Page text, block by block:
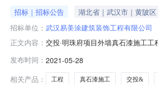
招标｜招标公告 湖北省｜武汉市｜黄陂区
招标单位： 武汉易美涂建筑装饰工程有限公司
正文内容： 交投·明珠府项目外墙真石漆施工
间:ThuMay2708:59:27CST2021,
发布时间： 2021-05-28
相关产品：
工程 真石漆施工 交投&